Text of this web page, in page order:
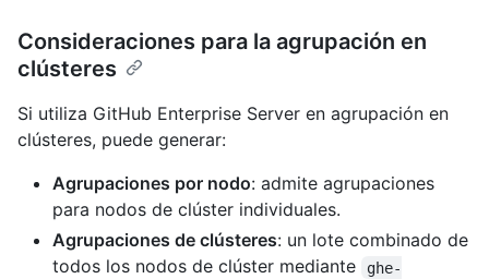
Consideraciones para la agrupación en
clústeres
Si utiliza GitHub Enterprise Server en agrupación en
clústeres, puede generar:
Agrupaciones por nodo: admite agrupaciones
para nodos de clúster individuales.
Agrupaciones de clústeres: un lote combinado de
todos los nodos de clúster mediante
ghe-